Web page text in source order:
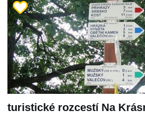
turistické rozcestí Na